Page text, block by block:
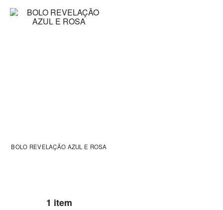
BOLO REVELAÇÃO AZUL E ROSA
1 item